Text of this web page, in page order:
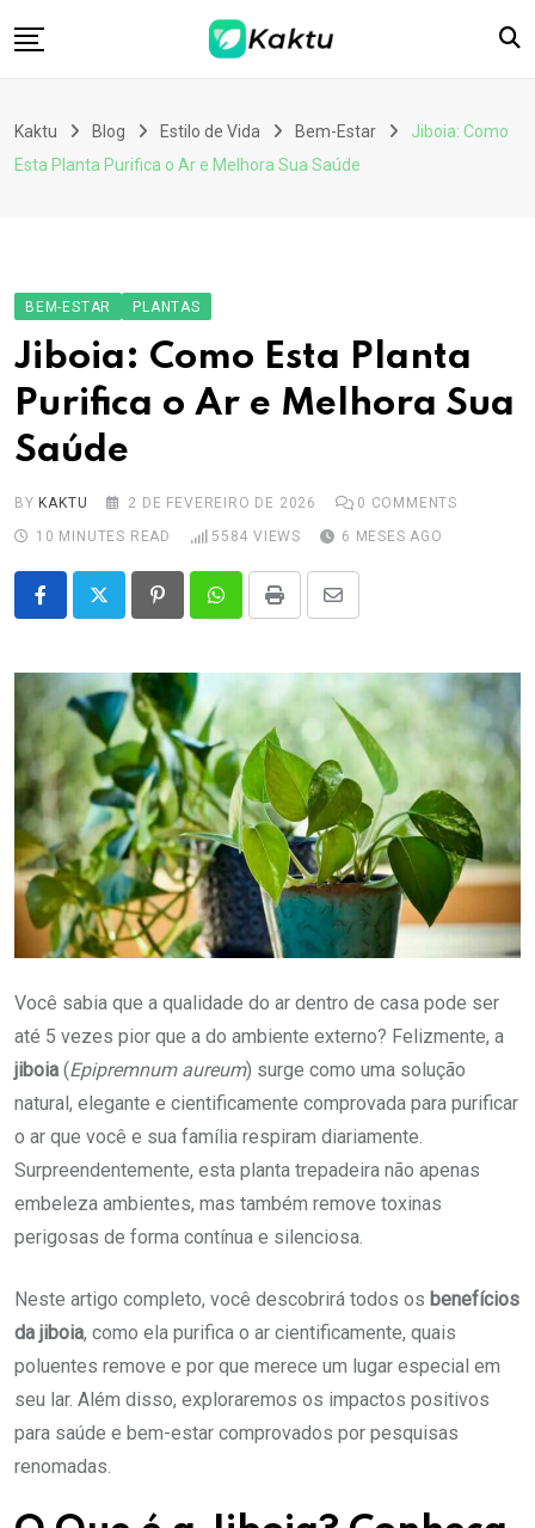
to
Contato
Kaktu Blog Estilo de Vida Bem-Estar
Jiboia: Como
Esta Planta Purifica o Ar e Melhora Sua Saúde
BEM-ESTAR PLANTAS
Jiboia: Como Esta Planta
Purifica o Ar e Melhora Sua
Saúde
BY KAKTU 2 DE FEVEREIRO DE 2026 0 COMMENTS
10 MINUTES READ
5584 VIEWS 6 MESES AGO
PinterestWhatsappPrint
Share
Email
Você sabia que a qualidade do ar dentro de casa pode ser
até 5 vezes pior que a do ambiente externo? Felizmente, a
jiboia (Epipremnum aureum) surge como uma solução
natural, elegante e cientificamente comprovada para purificar
o ar que você e sua família respiram diariamente.
Surpreendentemente, esta planta trepadeira não apenas
embeleza ambientes, mas também remove toxinas
perigosas de forma contínua e silenciosa.
Neste artigo completo, você descobrirá todos os benefícios
da jiboia, como ela purifica o ar cientificamente, quais
poluentes remove e por que merece um lugar especial em
seu lar. Além disso, exploraremos os impactos positivos
para saúde e bem-estar comprovados por pesquisas
renomadas.